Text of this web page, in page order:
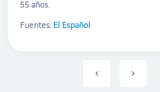
55 años.
Fuentes:El Español